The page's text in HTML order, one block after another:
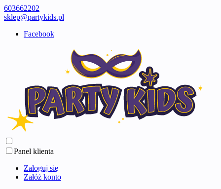
603662202
sklep@partykids.pl
Facebook
Panel klienta
Zaloguj się
Załóż konto